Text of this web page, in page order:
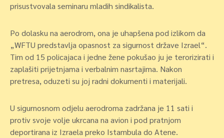
prisustvovala seminaru mladih sindikalista.
Po dolasku na aerodrom, ona je uhapšena pod izlikom da
„WFTU predstavlja opasnost za sigurnost države Izrael“.
Tim od 15 policajaca i jedne žene pokušao ju je terorizirati i
zaplašiti prijetnjama i verbalnim nasrtajima. Nakon
pretresa, oduzeti su joj radni dokumenti i materijali.
U sigurnosnom odjelu aerodroma zadržana je 11 sati i
protiv svoje volje ukrcana na avion i pod pratnjom
deportirana iz Izraela preko Istambula do Atene.